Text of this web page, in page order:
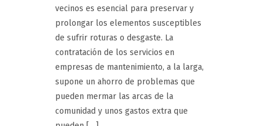
vecinos es esencial para preservar y
prolongar los elementos susceptibles
de sufrir roturas o desgaste. La
contratación de los servicios en
empresas de mantenimiento, a la larga,
supone un ahorro de problemas que
pueden mermar las arcas de la
comunidad y unos gastos extra que